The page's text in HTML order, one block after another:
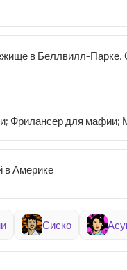
в Беллвилл-Парке,
Фрилансер для мафии;
в Америке
Сиско